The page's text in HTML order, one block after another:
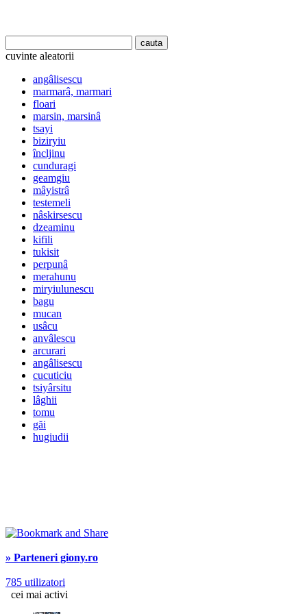
cuvinte aleatorii
angâlisescu
marmarâ, marmari
floari
marsin, marsinâ
tsayi
biziryiu
încljinu
cunduragi
geamgiu
mâyistrâ
testemeli
nâskirsescu
dzeaminu
kifili
tukisit
perpunâ
merahunu
miryiulunescu
bagu
mucan
usâcu
anvâlescu
arcurari
angâlisescu
cucuticiu
tsiyârsitu
lâghii
tomu
găi
hugiudii
» Parteneri giony.ro
785 utilizatori
cei mai activi